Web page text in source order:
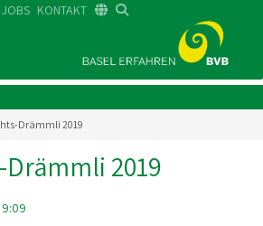
JOBS KONTAKT
Drämmli 2019
2019